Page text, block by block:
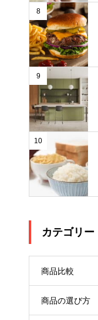
8
9
10
カテゴリー
商品比較
商品の選び方